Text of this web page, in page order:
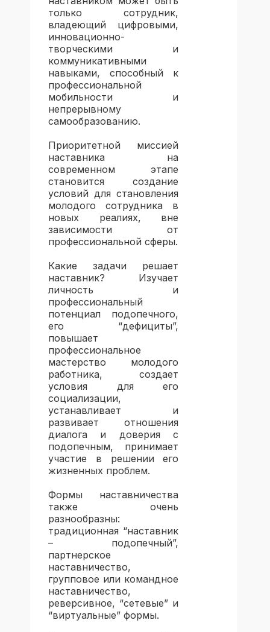
только сотрудник,
владеющий цифровыми,
инновационно-
творческими и
коммуникативными
навыками, способный к
профессиональной
мобильности и
непрерывному
самообразованию.
Приоритетной миссией
наставника на
современном этапе
становится создание
условий для становления
молодого сотрудника в
новых реалиях, вне
зависимости от
профессиональной сферы.
Какие задачи решает
наставник? Изучает
личность и
профессиональный
потенциал подопечного,
его “дефициты”,
повышает
профессиональное
мастерство молодого
работника, создает
условия для его
социализации,
устанавливает и
развивает отношения
диалога и доверия с
подопечным, принимает
участие в решении его
жизненных проблем.
Формы наставничества
также очень
разнообразны:
традиционная “наставник
– подопечный”,
партнерское
наставничество,
групповое или командное
наставничество,
реверсивное, “сетевые” и
“виртуальные” формы.